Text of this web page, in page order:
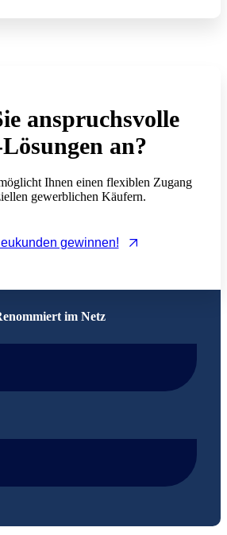
anspruchsvolle
an?
Ihnen einen flexiblen Zugang
gewerblichen Käufern.
gewinnen!
im Netz